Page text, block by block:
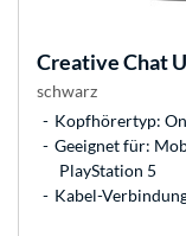
CreativeChat
schwarz
Kopfhörertyp:
Geeignet für:
PlayStation 5
Kabel-